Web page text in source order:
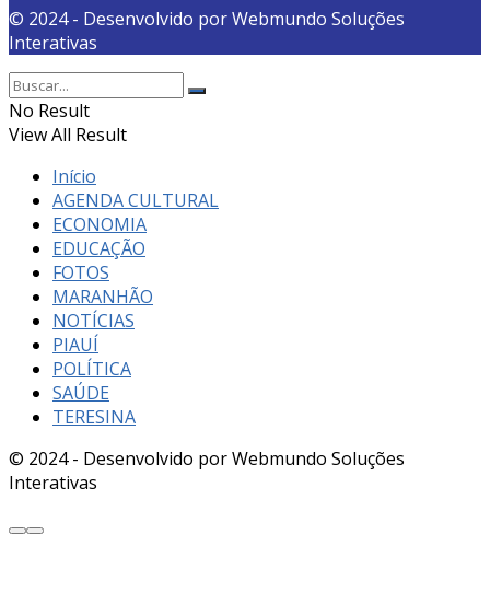
© 2024 - Desenvolvido por Webmundo Soluções
Interativas
No Result
View All Result
Início
AGENDA CULTURAL
ECONOMIA
EDUCAÇÃO
FOTOS
MARANHÃO
NOTÍCIAS
PIAUÍ
POLÍTICA
SAÚDE
TERESINA
© 2024 - Desenvolvido por Webmundo Soluções
Interativas